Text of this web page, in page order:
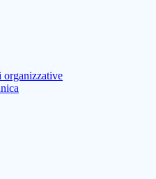
organizzative